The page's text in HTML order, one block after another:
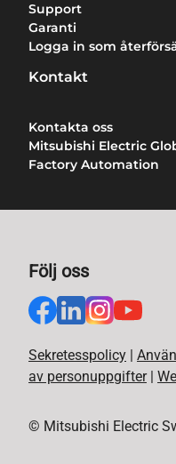
Support
Garanti
Logga in som
Kontakt
Kontakta oss
Mitsubishi Electric
Factory Automation
Följ oss
Sekretesspolicy
av personuppgifter
© Mitsubishi Electric